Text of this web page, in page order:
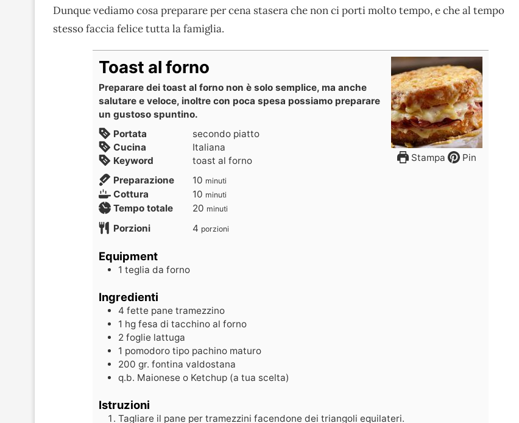
Dunque vediamo cosa preparare per cena stasera che non ci porti molto tempo, e che al tempo
stesso faccia felice tutta la famiglia.
Stampa Pin
Toast al forno
Preparare dei toast al forno non è solo semplice, ma anche
salutare e veloce, inoltre con poca spesa possiamo preparare
un gustoso spuntino.
Portata
secondo piatto
Cucina
Italiana
Keyword
toast al forno
Preparazione
10 minuti
Cottura 10 minuti
Tempo totale 20 minuti
Porzioni 4 porzioni
Equipment
1 teglia da forno
Ingredienti
4 fette pane tramezzino
1 hg fesa di tacchino al forno
2 foglie lattuga
1 pomodoro tipo pachino maturo
200 gr. fontina valdostana
q.b. Maionese o Ketchup (a tua scelta)
Istruzioni
Tagliare il pane per tramezzini facendone dei triangoli equilateri.